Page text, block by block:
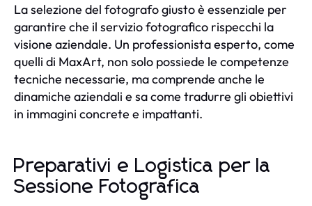
La selezione del fotografo giusto è essenziale per
garantire che il servizio fotografico rispecchi la
visione aziendale. Un professionista esperto, come
quelli di MaxArt, non solo possiede le competenze
tecniche necessarie, ma comprende anche le
dinamiche aziendali e sa come tradurre gli obiettivi
in immagini concrete e impattanti.
Preparativi e Logistica per la
Sessione Fotografica